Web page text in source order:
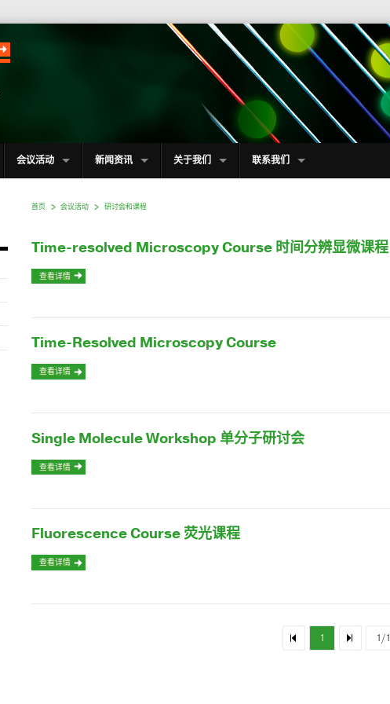
会议活动 新闻资讯 关于我们 联系我们
首页 会议活动 研讨会和课程
Time-resolved Microscopy Course 时间分辨显微课程
查看详情
Time-Resolved Microscopy Course
查看详情
Single Molecule Workshop 单分子研讨会
查看详情
Fluorescence Course 荧光课程
查看详情
1 1/1